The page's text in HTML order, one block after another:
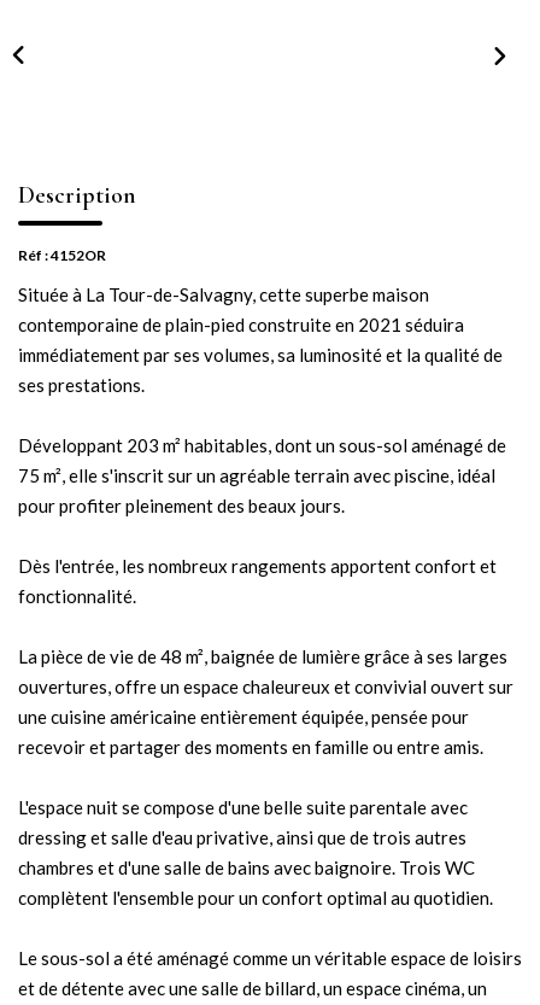
VENDRE
Estimer votre bien
CONTACT
Description
Réf : 4152OR
Située à La Tour-de-Salvagny, cette superbe maison
contemporaine de plain-pied construite en 2021 séduira
immédiatement par ses volumes, sa luminosité et la qualité de
ses prestations.
Développant 203 m² habitables, dont un sous-sol aménagé de
75 m², elle s'inscrit sur un agréable terrain avec piscine, idéal
pour profiter pleinement des beaux jours.
Dès l'entrée, les nombreux rangements apportent confort et
fonctionnalité.
La pièce de vie de 48 m², baignée de lumière grâce à ses larges
ouvertures, offre un espace chaleureux et convivial ouvert sur
une cuisine américaine entièrement équipée, pensée pour
recevoir et partager des moments en famille ou entre amis.
L'espace nuit se compose d'une belle suite parentale avec
dressing et salle d'eau privative, ainsi que de trois autres
chambres et d'une salle de bains avec baignoire. Trois WC
complètent l'ensemble pour un confort optimal au quotidien.
Le sous-sol a été aménagé comme un véritable espace de loisirs
et de détente avec une salle de billard, un espace cinéma, un